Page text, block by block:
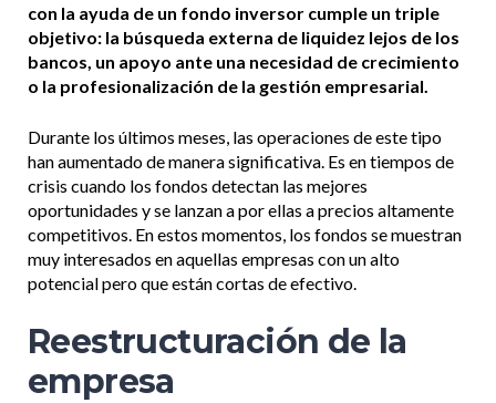
con la ayuda de un fondo inversor cumple un triple
objetivo: la búsqueda externa de liquidez lejos de los
bancos, un apoyo ante una necesidad de crecimiento
o la profesionalización de la gestión empresarial.
Durante los últimos meses, las operaciones de este tipo
han aumentado de manera significativa. Es en tiempos de
crisis cuando los fondos detectan las mejores
oportunidades y se lanzan a por ellas a precios altamente
competitivos. En estos momentos, los fondos se muestran
muy interesados en aquellas empresas con un alto
potencial pero que están cortas de efectivo.
Reestructuración de la
empresa